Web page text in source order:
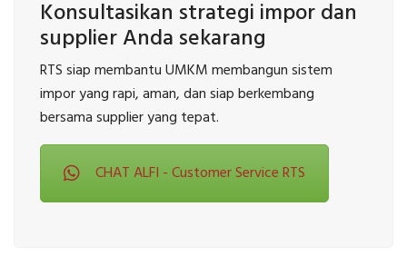
Konsultasikan strategi impor dan
supplier Anda sekarang
RTS siap membantu UMKM membangun sistem
impor yang rapi, aman, dan siap berkembang
bersama supplier yang tepat.
CHAT ALFI - Customer Service RTS